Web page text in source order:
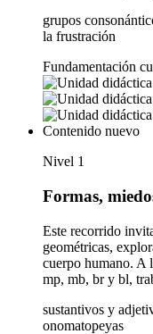
grupos
la frustración
Fundamentación
Contenido nuevo
Nivel 1
Formas,
Este recorrido
geométricas,
cuerpo humano. A
mp, mb, br y bl,
sustantivos y
onomatopeyas